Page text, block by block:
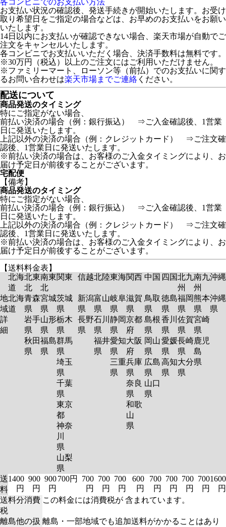
各コンビニでのお支払い方法
お支払い状況の確認後、発送手続きが開始いたします。お受け
取り希望日をご指定の場合などは、お早めのお支払いをお願い
いたします。
14日以内にお支払いが確認できない場合、楽天市場が自動でご
注文をキャンセルいたします。
各コンビニでお支払いいただく場合、決済手数料は無料です。
※30万円（税込）以上のご注文にはご利用いただけません。
※ファミリーマート、ローソン等（前払）でのお支払いに関す
るお問い合わせは楽天市場までご連絡 ください。
配送について
商品発送のタイミング
特にご指定がない場合、
前払い決済の場合（例：銀行振込） ⇒ご入金確認後、1営業
日に発送いたします。
上記以外の決済の場合（例：クレジットカード） ⇒ご注文確
認後、1営業日に発送いたします。
※前払い決済の場合は、お客様のご入金タイミングにより、お
届け予定日が前後することがございます。
宅配便
【備考】
商品発送のタイミング
特にご指定がない場合、
前払い決済の場合（例：銀行振込） ⇒ご入金確認後、1営業
日に発送いたします。
上記以外の決済の場合（例：クレジットカード） ⇒ご注文確
認後、1営業日に発送いたします。
※前払い決済の場合は、お客様のご入金タイミングにより、お
届け予定日が前後することがございます。
【送料料金表】
北海
道
北東
北
南東
北
関東 信越北陸東海関西 中国 四国北九
州
南九
州
沖縄
地
域
詳
細
北海
道
青森
県
岩手
県
秋田
県
宮城
県
山形
県
福島
県
茨城
県
栃木
県
群馬
県
埼玉
県
千葉
県
東京
都
神奈
川
県
山梨
県
新潟
県
長野
県
富山
県
石川
県
福井
県
岐阜
県
静岡
県
愛知
県
三重
県
滋賀
県
京都
府
大阪
府
兵庫
県
奈良
県
和歌
山
県
鳥取
県
島根
県
岡山
県
広島
県
山口
県
徳島
県
香川
県
愛媛
県
高知
県
福岡
県
佐賀
県
長崎
県
大分
県
熊本
県
宮崎
県
鹿児
島
県
沖縄
県
送
料
1400
円
900
円
900
円
700円
700
円
700
円
700
円
600
円
700
円
700
円
700
円
700
円
1600
円
送料分消費
税
この料金には消費税が 含まれています。
離島他の扱 離島・一部地域でも追加送料がかかることはあり